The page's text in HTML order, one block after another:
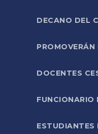
DECANO DEL
DOCENTES
FUNCIONARIO
ESTUDIANTES